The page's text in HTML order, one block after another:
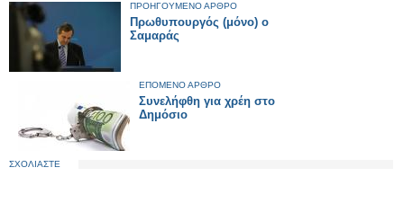
ΠΡΟΗΓΟΥΜΕΝΟ ΑΡΘΡΟ
Πρωθυπουργός (μόνο) ο
Σαμαράς
ΕΠΟΜΕΝΟ ΑΡΘΡΟ
Συνελήφθη για χρέη στο
Δημόσιο
ΣΧΟΛΙΑΣΤΕ